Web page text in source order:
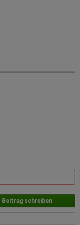
Beitrag schreiben